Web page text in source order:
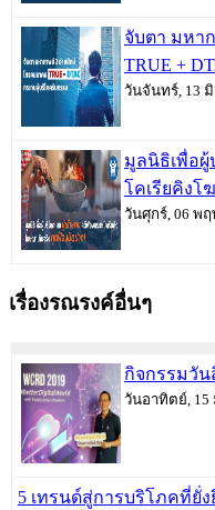
จับตา มหา
TRUE +
วันจันทร์, 13
มูลนิธิเพื่อผู้
โคเรียคิงโ
วันศุกร์, 06 พ
เรื่องรณรงค์อื่นๆ
กิจกรรมวั
วันอาทิตย์, 15
5 เทรนด์สู่การบริโภคที่ยั่